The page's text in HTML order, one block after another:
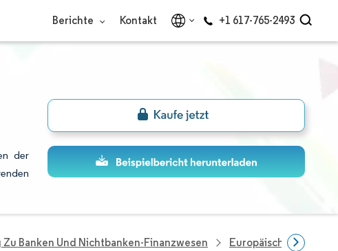
Berichte Kontakt +1 617-765-2493
der
Zu Banken Und Nichtbanken-Finanzwesen Europäischer